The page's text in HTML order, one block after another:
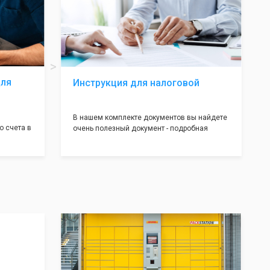
полною
не
все
подаче документов на регистрацию.
счета в
Инструкция для налоговой
В нашем комплекте документов вы найдете
очень полезный документ - подробная
случае отказа. С данной инструкцией вы
будете знать все шаги, что даст вам
уверенность в прохождении регистрации
вашей компании!